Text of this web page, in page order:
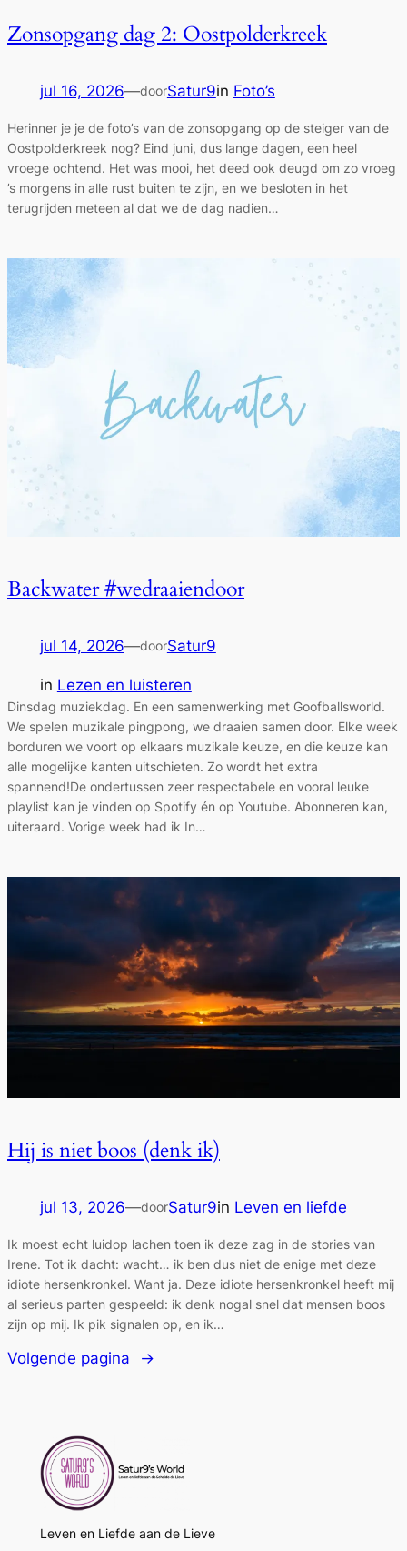
Zonsopgang dag 2: Oostpolderkreek
jul 16, 2026—doorSatur9in Foto’s
Herinner je je de foto’s van de zonsopgang op de steiger van de
Oostpolderkreek nog? Eind juni, dus lange dagen, een heel
vroege ochtend. Het was mooi, het deed ook deugd om zo vroeg
’s morgens in alle rust buiten te zijn, en we besloten in het
terugrijden meteen al dat we de dag nadien…
Backwater #wedraaiendoor
jul 14, 2026—doorSatur9
in Lezen en luisteren
Dinsdag muziekdag. En een samenwerking met Goofballsworld.
We spelen muzikale pingpong, we draaien samen door. Elke week
borduren we voort op elkaars muzikale keuze, en die keuze kan
alle mogelijke kanten uitschieten. Zo wordt het extra
spannend!De ondertussen zeer respectabele en vooral leuke
playlist kan je vinden op Spotify én op Youtube. Abonneren kan,
uiteraard. Vorige week had ik In…
Hij is niet boos (denk ik)
jul 13, 2026—doorSatur9in Leven en liefde
Ik moest echt luidop lachen toen ik deze zag in de stories van
Irene. Tot ik dacht: wacht… ik ben dus niet de enige met deze
idiote hersenkronkel. Want ja. Deze idiote hersenkronkel heeft mij
al serieus parten gespeeld: ik denk nogal snel dat mensen boos
zijn op mij. Ik pik signalen op, en ik…
Volgende pagina →
Leven en Liefde aan de Lieve